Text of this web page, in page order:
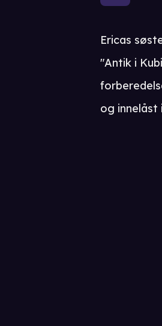
Ericas
"Antik i
og innelåst